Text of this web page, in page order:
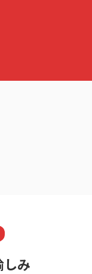
み